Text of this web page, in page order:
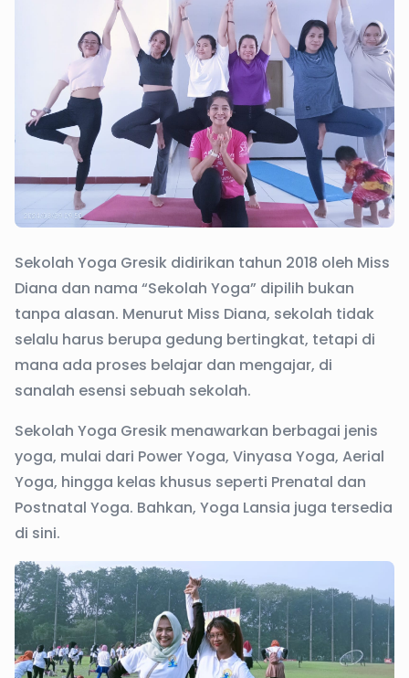
Sekolah Yoga Gresik didirikan tahun 2018 oleh Miss
Diana dan nama “Sekolah Yoga” dipilih bukan
tanpa alasan. Menurut Miss Diana, sekolah tidak
selalu harus berupa gedung bertingkat, tetapi di
mana ada proses belajar dan mengajar, di
sanalah esensi sebuah sekolah.
Sekolah Yoga Gresik menawarkan berbagai jenis
yoga, mulai dari Power Yoga, Vinyasa Yoga, Aerial
Yoga, hingga kelas khusus seperti Prenatal dan
Postnatal Yoga. Bahkan, Yoga Lansia juga tersedia
di sini.